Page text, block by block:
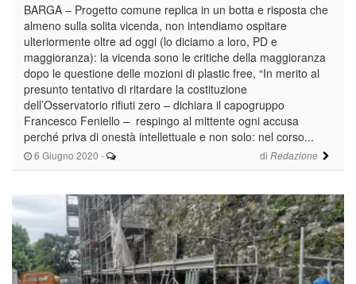
6 Giugno 2020 - di Redazione
BARGA – Progetto comune replica in un botta e risposta che
almeno sulla solita vicenda, non intendiamo ospitare
ulteriormente oltre ad oggi (lo diciamo a loro, PD e
maggioranza): la vicenda sono le critiche della maggioranza
dopo le questione delle mozioni di plastic free, “In merito al
presunto tentativo di ritardare la costituzione
dell’Osservatorio rifiuti zero – dichiara il capogruppo
Francesco Feniello – respingo al mittente ogni accusa
perché priva di onestà intellettuale e non solo: nel corso...